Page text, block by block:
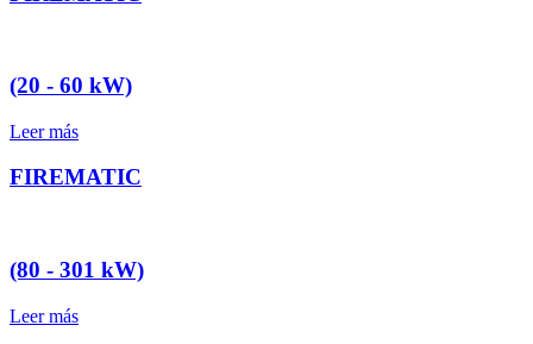
(20 - 60 kW)
Leer más
FIREMATIC
(80 - 301 kW)
Leer más